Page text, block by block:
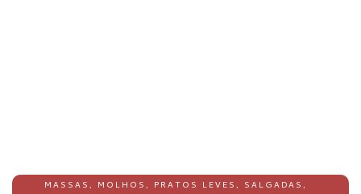
MASSAS, MOLHOS, PRATOS LEVES, SALGADAS,